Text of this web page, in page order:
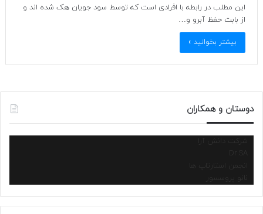
این مطلب در رابطه با افرادی است که توسط سود جویان هک شده اند و
از بابت حفظ آبرو و…
بیشتر بخوانید »
دوستان و همکاران
شرکت دانش آرا
انجمن استارتاپ ها
نانو پروسسور